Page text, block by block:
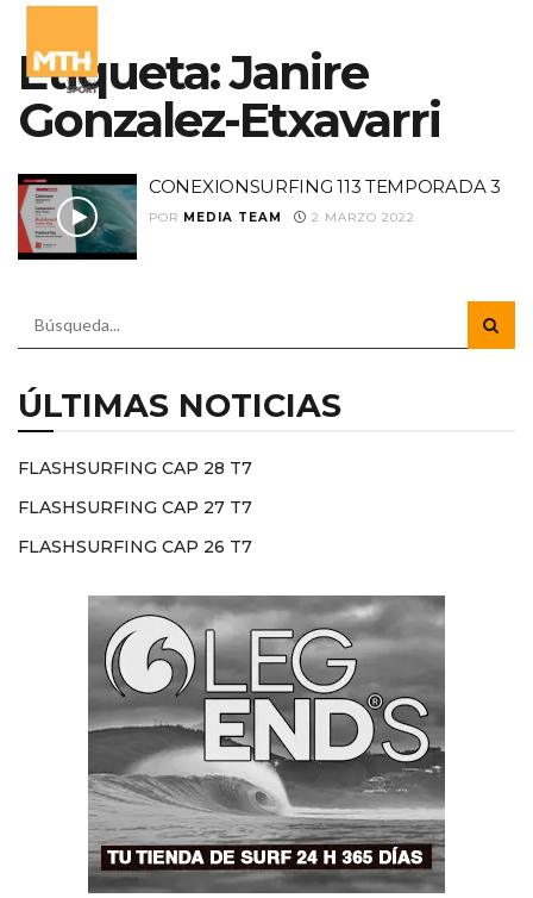
Etiqueta:Janire
Gonzalez-Etxavarri
CONEXIONSURFING 113 TEMPORADA 3
POR MEDIA TEAM 2 MARZO 2022
ÚLTIMAS NOTICIAS
FLASHSURFING CAP 28 T7
FLASHSURFING CAP 27 T7
FLASHSURFING CAP 26 T7